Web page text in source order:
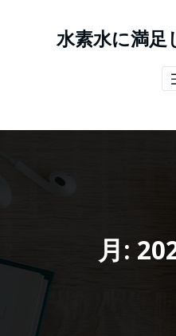
キ
水素水に満足
月: